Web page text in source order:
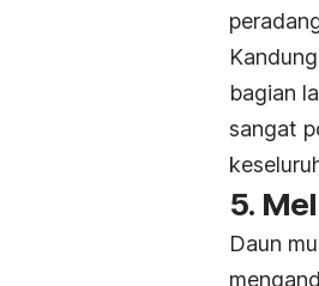
bagian
sangat
5.
Daun